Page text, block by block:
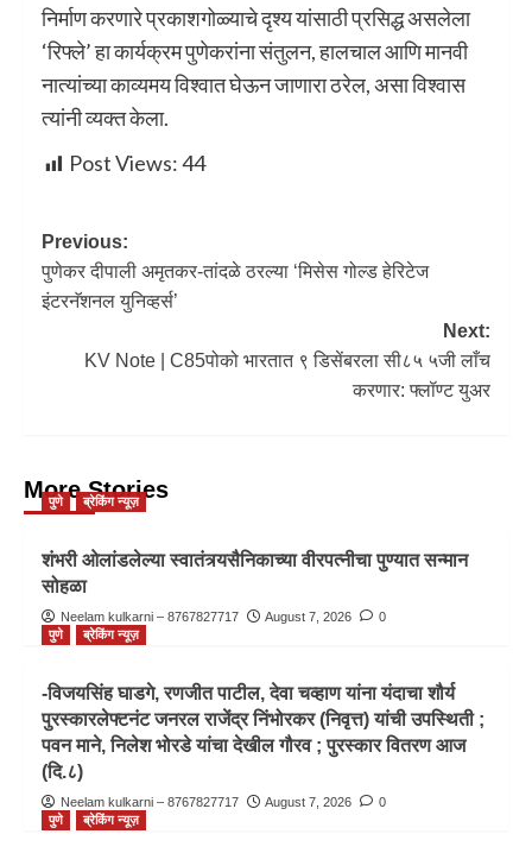
निर्माण करणारे प्रकाशगोळ्याचे दृश्य यांसाठी प्रसिद्ध असलेला
‘रिफ्ले’ हा कार्यक्रम पुणेकरांना संतुलन, हालचाल आणि मानवी
नात्यांच्या काव्यमय विश्वात घेऊन जाणारा ठरेल, असा विश्वास
त्यांनी व्यक्त केला.
Post Views:44
Previous:
पुणेकर दीपाली अमृतकर-तांदळे ठरल्या ‘मिसेस गोल्ड हेरिटेज
इंटरनॅशनल युनिव्हर्स’
Next:
KV Note | C85पोको भारतात ९ डिसेंबरला सी८५ ५जी लाँच
करणार: फ्लॉण्‍ट युअर
More Stories
पुणे ब्रेकिंग न्यूज़
शंभरी ओलांडलेल्या स्वातंत्र्यसैनिकाच्या वीरपत्नीचा पुण्यात सन्मान
सोहळा
Neelam kulkarni – 8767827717 August 7, 2026
0
पुणे
ब्रेकिंग न्यूज़
-विजयसिंह घाडगे, रणजीत पाटील, देवा चव्हाण यांना यंदाचा शौर्य
पुरस्कारलेफ्टनंट जनरल राजेंद्र निंभोरकर (निवृत्त) यांची उपस्थिती ;
पवन माने, निलेश भोरडे यांचा देखील गौरव ; पुरस्कार वितरण आज
(दि.८)
Neelam kulkarni – 8767827717 August 7, 2026
0
पुणे
ब्रेकिंग न्यूज़